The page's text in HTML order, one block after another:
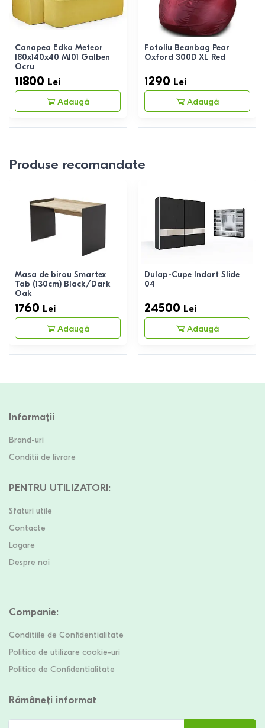
Canapea Edka Meteor
180x140x40 M101 Galben
Ocru
11800 Lei
Adaugă
Fotoliu Beanbag Pear
Oxford 300D XL Red
1290 Lei
Adaugă
Produse recomandate
Masa de birou Smartex
Tab (130cm) Black/Dark
Oak
1760 Lei
Adaugă
Dulap-Cupe Indart Slide
04
24500 Lei
Adaugă
Informații
Brand-uri
Conditii de livrare
PENTRU UTILIZATORI:
Sfaturi utile
Contacte
Logare
Despre noi
Companie:
Conditiile de Confidentialitate
Politica de utilizare cookie-uri
Politica de Confidentialitate
Rămâneți informat